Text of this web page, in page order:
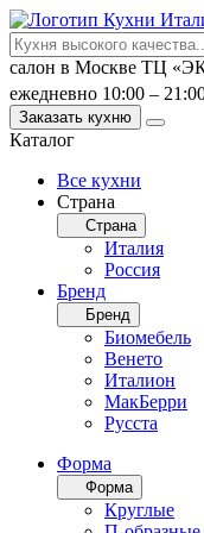
салон в Москве ТЦ
ежедневно 10:00 –
Заказать кухню
Каталог
Все кухни
Страна
Страна
Италия
Россия
Бренд
Бренд
Биомебель
Венето
Италион
МакБерри
Русста
Форма
Форма
Круглые